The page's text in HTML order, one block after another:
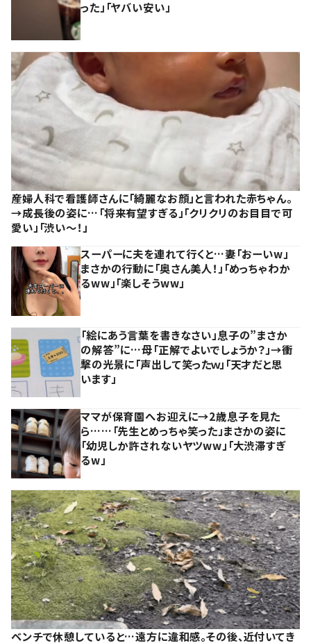
った」「ヤバい安い」
産婦人科で看護師さんに「綺麗なお顔」と言われた赤ちゃん。
→成長後の姿に…「将来有望すぎる」「クリクリのお目目で可
愛い」「渋い～！」
スーパーに夫を連れて行くと…妻「おーいw」
まさかの行動に「奥さん美人！」「めっちゃわか
るww」「楽しそうww」
「絵にあう言葉を書きなさい」息子の”まさか
の解答”に…母「正解でよいでしょうか？」→衝
撃の光景に「声出して笑ったｗ」「天才だと思
います」
ママが保育園へお迎えに→2歳息子を見た
ら……「先生とめっちゃ笑った」まさかの姿に
「幼児しか許されないヤツww」「大渋滞すぎ
るw」
ベンチで休憩していると…遠方に違和感。その後、近付いてき